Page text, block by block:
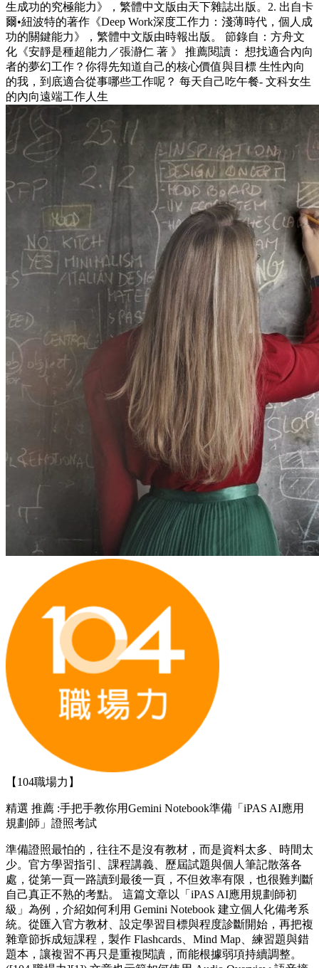
生成功的究極能力》，繁體中文版由天下雜誌出版。2. 出自卡
爾•紐波特的著作《Deep Work深度工作力：淺薄時代，個人成
功的關鍵能力》，繁體中文版由時報出版。 節錄自：方舟文
化《安靜是種超能力／張瀞仁 著 》 推薦閱讀： 想找適合內向
者的夢幻工作？你得先知道自己的核心價值與目標 生性內向
的我，到底適合從事哪些工作呢？ 每天自己吃午餐- 文科女生
的內向遠端工作人生
【104職場力】
精選 推薦 :手把手教你用Gemini Notebook準備「iPAS AI應用
規劃師」證照考試
準備證照最怕的，往往不是沒有教材，而是資料太多、時間太
少。官方學習指引、課程講義、歷屆試題與個人筆記散落各
處，從第一頁一路讀到最後一頁，不但效率有限，也很難判斷
自己真正不熟的考點。 這篇文章以「iPAS AI應用規劃師初
級」為例，介紹如何利用 Gemini Notebook 建立個人化備考系
統。從匯入官方教材、設定學習目標與程度診斷開始，再把複
雜章節拆成短課程，製作 Flashcards、Mind Map、練習題與錯
題本，讓複習不再只是重複閱讀，而能根據弱項持續調整。